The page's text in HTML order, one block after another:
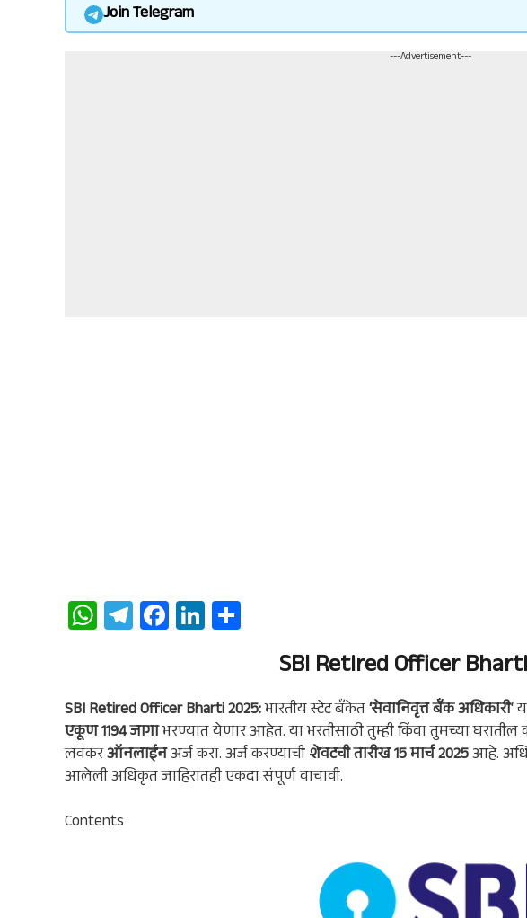
Join Telegram
---Advertisement---
W
ha
A
p
p
Te
le
a
m
Fa
ce
oo
k
Li
n
dI
n
SBI Retired Officer
SBI Retired Officer Bharti 2025:भारतीय स्टेट बँकेत‘सेवानिवृत्त बँक अधिकारी‘
एकूण 1194 जागाभरण्यात येणार आहेत. या भरतीसाठी तुम्ही किंवा तुमच्या
लवकरऑनलाईनअर्ज करा. अर्ज करण्याचीशेवटची तारीख 15 मार्च 2025आहे.
आलेली अधिकृत जाहिरातही एकदा संपूर्ण वाचावी.
Contents